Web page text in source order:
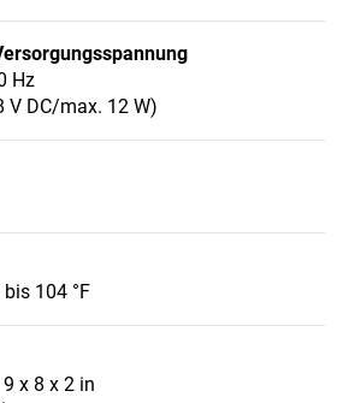
Hz
V DC/max. 12 W)
bis 104 °F
x 8 x 2 in